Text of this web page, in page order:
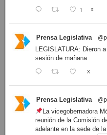
1 X
Prensa Legislativa
LEGISLATURA: Dieron
sesión de mañana
X
Prensa Legislativa
La vicegobernadora
reunión de la Comisión
adelante en la sede de